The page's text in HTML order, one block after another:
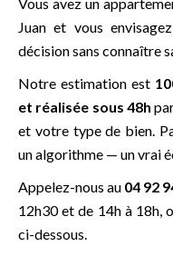
Juan et vous
décision sans connaître
Notre estimation est
et réalisée sous 48h
et votre type de bien.
un algorithme — un vrai
Appelez-nous au 04 92
12h30 et de 14h à 18h,
ci-dessous.